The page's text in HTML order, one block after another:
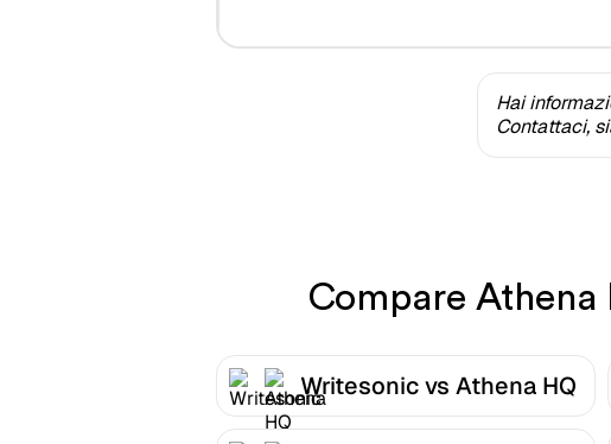
Hai
Contattaci,
Compare
Writesonic vs Athena HQ